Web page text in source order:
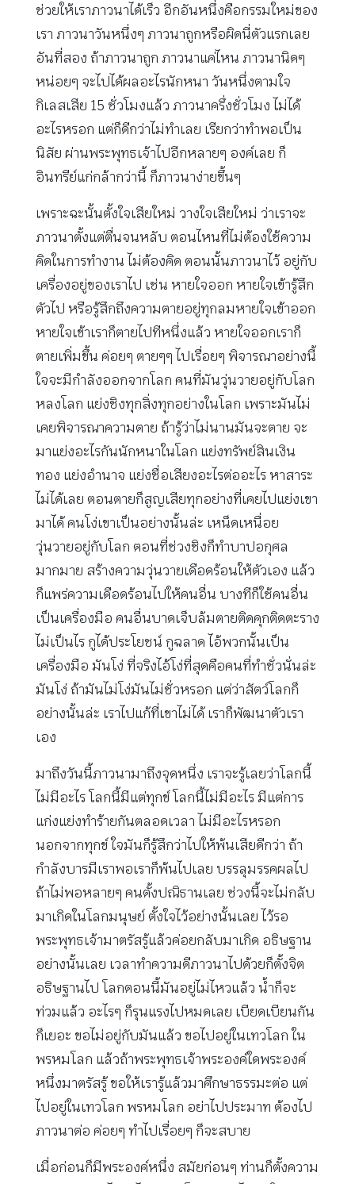
ช่วยให้เราภาวนาได้เร็ว อีกอันหนึ่งคือกรรมใหม่ของ
เรา ภาวนาวันหนึ่งๆ ภาวนาถูกหรือผิดนี่ตัวแรกเลย
อันที่สอง ถ้าภาวนาถูก ภาวนาแค่ไหน ภาวนานิดๆ
หน่อยๆ จะไปได้ผลอะไรนักหนา วันหนึ่งตามใจ
กิเลสเสีย 15 ชั่วโมงแล้ว ภาวนาครึ่งชั่วโมง ไม่ได้
อะไรหรอก แต่ก็ดีกว่าไม่ทำเลย เรียกว่าทำพอเป็น
นิสัย ผ่านพระพุทธเจ้าไปอีกหลายๆ องค์เลย ก็
อินทรีย์แก่กล้ากว่านี้ ก็ภาวนาง่ายขึ้นๆ
เพราะฉะนั้นตั้งใจเสียใหม่ วางใจเสียใหม่ ว่าเราจะ
ภาวนาตั้งแต่ตื่นจนหลับ ตอนไหนที่ไม่ต้องใช้ความ
คิดในการทำงาน ไม่ต้องคิด ตอนนั้นภาวนาไว้ อยู่กับ
เครื่องอยู่ของเราไป เช่น หายใจออก หายใจเข้ารู้สึก
ตัวไป หรือรู้สึกถึงความตายอยู่ทุกลมหายใจเข้าออก
หายใจเข้าเราก็ตายไปทีหนึ่งแล้ว หายใจออกเราก็
ตายเพิ่มขึ้น ค่อยๆ ตายๆๆ ไปเรื่อยๆ พิจารณาอย่างนี้
ใจจะมีกำลังออกจากโลก คนที่มันวุ่นวายอยู่กับโลก
หลงโลก แย่งชิงทุกสิ่งทุกอย่างในโลก เพราะมันไม่
เคยพิจารณาความตาย ถ้ารู้ว่าไม่นานมันจะตาย จะ
มาแย่งอะไรกันนักหนาในโลก แย่งทรัพย์สินเงิน
ทอง แย่งอำนาจ แย่งชื่อเสียงอะไรต่ออะไร หาสาระ
ไม่ได้เลย ตอนตายก็สูญเสียทุกอย่างที่เคยไปแย่งเขา
มาได้ คนโง่เขาเป็นอย่างนั้นล่ะ เหน็ดเหนื่อย
วุ่นวายอยู่กับโลก ตอนที่ช่วงชิงก็ทำบาปอกุศล
มากมาย สร้างความวุ่นวายเดือดร้อนให้ตัวเอง แล้ว
ก็แพร่ความเดือดร้อนไปให้คนอื่น บางทีก็ใช้คนอื่น
เป็นเครื่องมือ คนอื่นบาดเจ็บล้มตายติดคุกติดตะราง
ไม่เป็นไร กูได้ประโยชน์ กูฉลาด ไอ้พวกนั้นเป็น
เครื่องมือ มันโง่ ที่จริงไอ้โง่ที่สุดคือคนที่ทำชั่วนั่นล่ะ
มันโง่ ถ้ามันไม่โง่มันไม่ชั่วหรอก แต่ว่าสัตว์โลกก็
อย่างนั้นล่ะ เราไปแก้ที่เขาไม่ได้ เราก็พัฒนาตัวเรา
เอง
มาถึงวันนี้ภาวนามาถึงจุดหนึ่ง เราจะรู้เลยว่าโลกนี้
ไม่มีอะไร โลกนี้มีแต่ทุกข์ โลกนี้ไม่มีอะไร มีแต่การ
แก่งแย่งทำร้ายกันตลอดเวลา ไม่มีอะไรหรอก
นอกจากทุกข์ ใจมันก็รู้สึกว่าไปให้พ้นเสียดีกว่า ถ้า
กำลังบารมีเราพอเราก็พ้นไปเลย บรรลุมรรคผลไป
ถ้าไม่พอหลายๆ คนตั้งปณิธานเลย ช่วงนี้จะไม่กลับ
มาเกิดในโลกมนุษย์ ตั้งใจไว้อย่างนั้นเลย ไว้รอ
พระพุทธเจ้ามาตรัสรู้แล้วค่อยกลับมาเกิด อธิษฐาน
อย่างนั้นเลย เวลาทำความดีภาวนาไปด้วยก็ตั้งจิต
อธิษฐานไป โลกตอนนี้มันอยู่ไม่ไหวแล้ว น้ำก็จะ
ท่วมแล้ว อะไรๆ ก็รุนแรงไปหมดเลย เบียดเบียนกัน
ก็เยอะ ขอไม่อยู่กับมันแล้ว ขอไปอยู่ในเทวโลก ใน
พรหมโลก แล้วถ้าพระพุทธเจ้าพระองค์ใดพระองค์
หนึ่งมาตรัสรู้ ขอให้เรารู้แล้วมาศึกษาธรรมะต่อ แต่
ไปอยู่ในเทวโลก พรหมโลก อย่าไปประมาท ต้องไป
ภาวนาต่อ ค่อยๆ ทำไปเรื่อยๆ ก็จะสบาย
เมื่อก่อนก็มีพระองค์หนึ่ง สมัยก่อนๆ ท่านก็ตั้งความ